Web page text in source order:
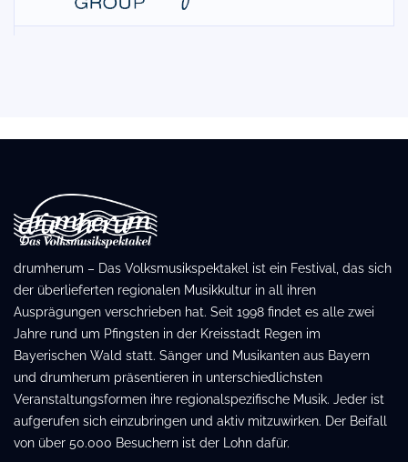
drumherum – Das Volksmusikspektakel ist ein Festival, das sich
der überlieferten regionalen Musikkultur in all ihren
Ausprägungen verschrieben hat. Seit 1998 findet es alle zwei
Jahre rund um Pfingsten in der Kreisstadt Regen im
Bayerischen Wald statt. Sänger und Musikanten aus Bayern
und drumherum präsentieren in unterschiedlichsten
Veranstaltungsformen ihre regionalspezifische Musik. Jeder ist
aufgerufen sich einzubringen und aktiv mitzuwirken. Der Beifall
von über 50.000 Besuchern ist der Lohn dafür.